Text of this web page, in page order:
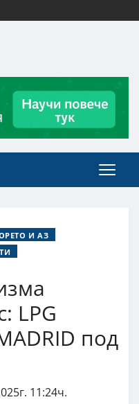
И АЗ
LPG
под
11:24ч.